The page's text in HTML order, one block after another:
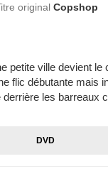
originalCopshop
petite ville devient le
flic débutante mais
les barreaux
DVD